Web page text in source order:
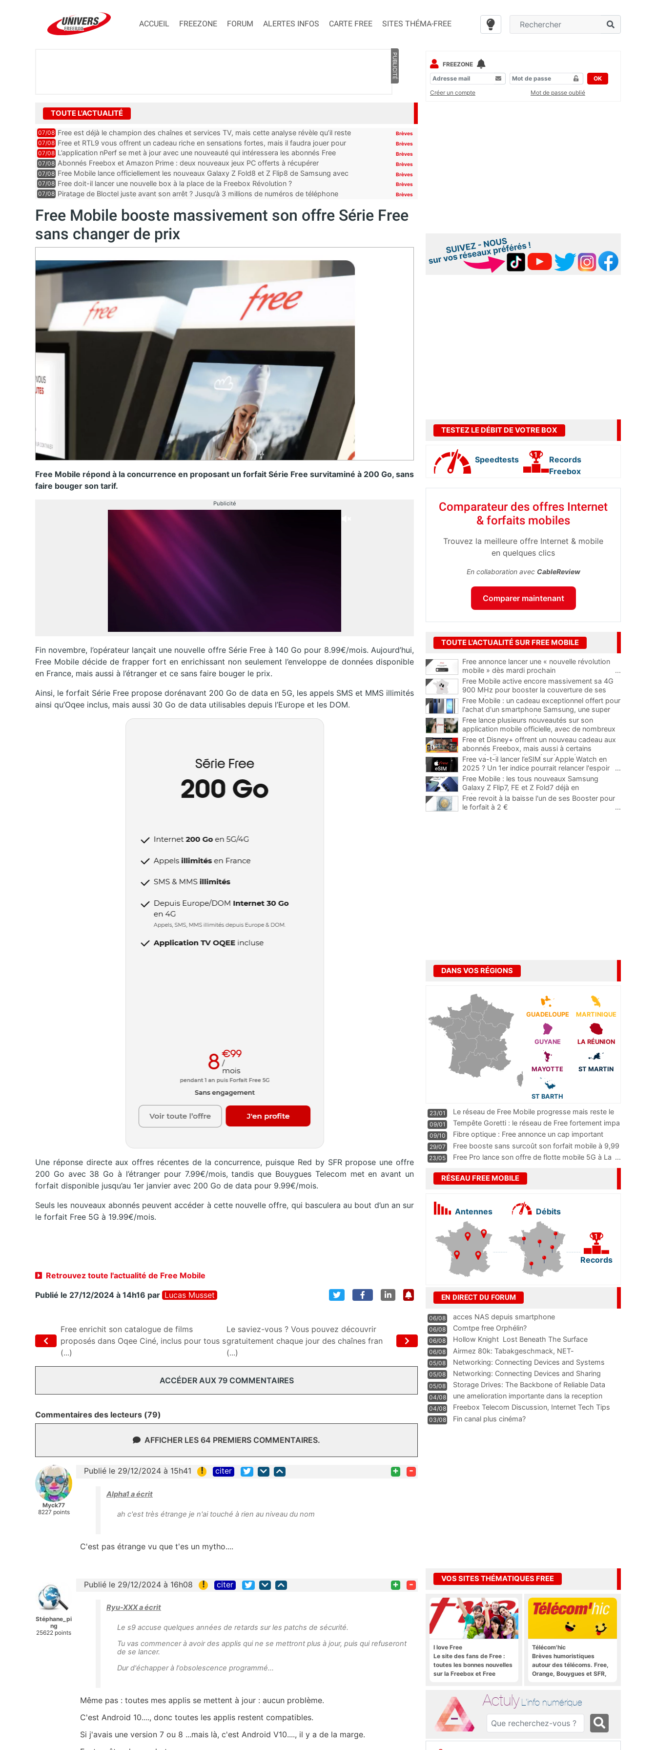
ACCUEIL FREEZONE FORUM ALERTES INFOS CARTE FREE SITES THÉMA-FREE
PUBLICITÉ
TOUTE L'ACTUALITÉ
07/08 Free est déjà le champion des chaînes et services TV, mais cette analyse révèle qu’il reste
encore au moin...
Brèves
07/08 Free et RTL9 vous offrent un cadeau riche en sensations fortes, mais il faudra jouer pour
l’obtenir
Brèves
07/08 L’application nPerf se met à jour avec une nouveauté qui intéressera les abonnés Free
Mobile, Orange, SFR ...
Brèves
07/08 Abonnés Freebox et Amazon Prime : deux nouveaux jeux PC offerts à récupérer Brèves
07/08 Free Mobile lance officiellement les nouveaux Galaxy Z Fold8 et Z Flip8 de Samsung avec
des promos et des cadeaux
Brèves
07/08 Free doit-il lancer une nouvelle box à la place de la Freebox Révolution ? Brèves
07/08 Piratage de Bloctel juste avant son arrêt ? Jusqu’à 3 millions de numéros de téléphone
Brèves
Free Mobile booste massivement son offre Série Free
sans changer de prix
Free Mobile répond à la concurrence en proposant un forfait Série Free survitaminé à 200 Go, sans
faire bouger son tarif.
Publicité
Fin novembre, l’opérateur lançait une nouvelle offre Série Free à 140 Go pour 8.99€/mois. Aujourd’hui,
Free Mobile décide de frapper fort en enrichissant non seulement l’enveloppe de données disponible
en France, mais aussi à l’étranger et ce sans faire bouger le prix.
Ainsi, le forfait Série Free propose dorénavant 200 Go de data en 5G, les appels SMS et MMS illimités
ainsi qu’Oqee inclus, mais aussi 30 Go de data utilisables depuis l’Europe et les DOM.
Une réponse directe aux offres récentes de la concurrence, puisque Red by SFR propose une offre
200 Go avec 38 Go à l’étranger pour 7.99€/mois, tandis que Bouygues Telecom met en avant un
forfait disponible jusqu’au 1er janvier avec 200 Go de data pour 9.99€/mois.
Seuls les nouveaux abonnés peuvent accéder à cette nouvelle offre, qui basculera au bout d’un an sur
le forfait Free 5G à 19.99€/mois.
Retrouvez toute l'actualité de Free Mobile
Publié le 27/12/2024 à 14h16 par Lucas Musset
Free enrichit son catalogue de films
proposés dans Oqee Ciné, inclus pour tous s
(...)
Le saviez-vous ? Vous pouvez découvrir
gratuitement chaque jour des chaînes fran
(...)
ACCÉDER AUX 79 COMMENTAIRES
Commentaires des lecteurs (79)
AFFICHER LES 64 PREMIERS COMMENTAIRES.
Myck77
8227 points
Publié le 29/12/2024 à 15h41 ! citer + -
Alpha1 a écrit
ah c'est très étrange je n'ai touché à rien au niveau du nom
C'est pas étrange vu que t'es un mytho....
Stéphane_pi
ng
25622 points
Publié le 29/12/2024 à 16h08 ! citer + -
Ryu-XXX a écrit
Le s9 accuse quelques années de retards sur les patchs de sécurité.
Tu vas commencer à avoir des applis qui ne se mettront plus à jour, puis qui refuseront
de se lancer.
Dur d'échapper à l'obsolescence programmé...
Même pas : toutes mes applis se mettent à jour : aucun problème.
C'est Android 10...., donc toutes les applis restent compatibles.
Si j'avais une version 7 ou 8 ...mais là, c'est Android V10...., il y a de la marge.
FREEZONE
OK
Créer un compte
Mot de passe oublié
TESTEZ LE DÉBIT DE VOTRE BOX
Speedtests
Records
Freebox
Comparateur des offres Internet
& forfaits mobiles
Trouvez la meilleure offre Internet & mobile
en quelques clics
En collaboration avec CableReview
Comparer maintenant
TOUTE L'ACTUALITÉ SUR FREE MOBILE
Free annonce lancer une « nouvelle révolution
mobile » dès mardi prochain
...
Free Mobile active encore massivement sa 4G
900 MHz pour booster la couverture de ses
abonnés
...
Free Mobile : un cadeau exceptionnel offert pour
l'achat d'un smartphone Samsung, une super
occasion pour la rentrée
Free lance plusieurs nouveautés sur son
application mobile officielle, avec de nombreux
ajouts bienvenus
...
Free et Disney+ offrent un nouveau cadeau aux
abonnés Freebox, mais aussi à certains
abonnés Free Mobile grâce à une évolution
Free va-t-il lancer l’eSIM sur Apple Watch en
2025 ? Un 1er indice pourrait relancer l'espoir
...
Free Mobile : les tous nouveaux Samsung
Galaxy Z Flip7, FE et Z Fold7 déjà en
précommande avec des promos
Free revoit à la baisse l'un de ses Booster pour
le forfait à 2 €
...
DANS VOS RÉGIONS
GUADELOUPE MARTINIQUE
GUYANE LA RÉUNION
MAYOTTE ST MARTIN
ST BARTH
23/01
Le réseau de Free Mobile progresse mais reste le
m
...
09/01
Tempête Goretti : le réseau de Free fortement impa
09/10
Fibre optique : Free annonce un cap important
pass
...
29/07
Free booste sans surcoût son forfait mobile à 9,99
23/05 Free Pro lance son offre de flotte mobile 5G à La ...
RÉSEAU FREE MOBILE
Antennes Débits
Records
EN DIRECT DU FORUM
06/08 acces NAS depuis smartphone
06/08 Comtpe free Orphélin?
06/08 Hollow Knight  Lost Beneath The Surface
06/08
Airmez 80k: Tabakgeschmack, NET-
Technologie und Leistung im
05/08 Networking: Connecting Devices and Systems
05/08
Networking: Connecting Devices and Sharing
Information
05/08
Storage Drives: The Backbone of Reliable Data
Management
04/08
une amelioration importante dans la reception
WIFI
04/08
Freebox Telecom Discussion, Internet Tech Tips
Communi
03/08 Fin canal plus cinéma?
VOS SITES THÉMATIQUES FREE
I love Free
Le site des fans de Free :
toutes les bonnes nouvelles
sur la Freebox et Free
Télécom'hic
Brèves humoristiques
autour des télécoms. Free,
Orange, Bouygues et SFR,
Actuly L'info numérique